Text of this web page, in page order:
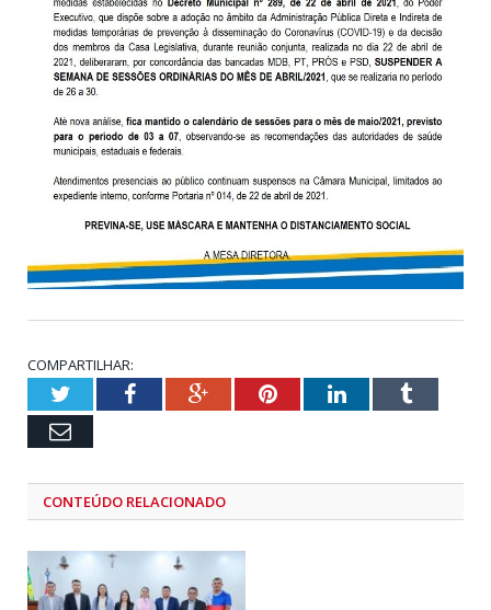
COMPARTILHAR:
TwitterFacebookGoogle+PinterestLinkedInTumblr
Email
CONTEÚDO RELACIONADO